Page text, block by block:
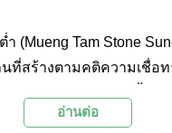
ำ (Mueng Tam Stone
ที่สร้างตามคติความเชื่อท
วะ ซึ่งเป็นข้อสันนิษฐานเดีย
อ่านต่อ